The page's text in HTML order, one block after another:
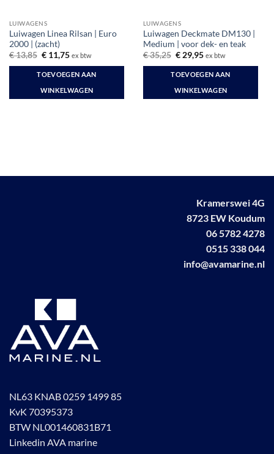
LUIWAGENS
Luiwagen Linea Rilsan | Euro
2000 | (zacht)
€13,85 Oorspronkelijke
was:
€ 13,85.
€11,75Huidige
is:
€ 11,75.
ex btw
TOEVOEGEN AAN
WINKELWAGEN
LUIWAGENS
Luiwagen Deckmate DM130 |
Medium | voor dek- en teak
€35,25 Oorspronkelijke
was:
€ 35,25.
€29,95Huidige
is:
€ 29,95.
ex btw
TOEVOEGEN AAN
WINKELWAGEN
Kramerswei 4G
8723 EW Koudum
06 5782 4278
0515 338 044
info@avamarine.nl
NL63 KNAB 0259 1499 85
KvK 70395373
BTW NL001460831B71
Linkedin AVA marine